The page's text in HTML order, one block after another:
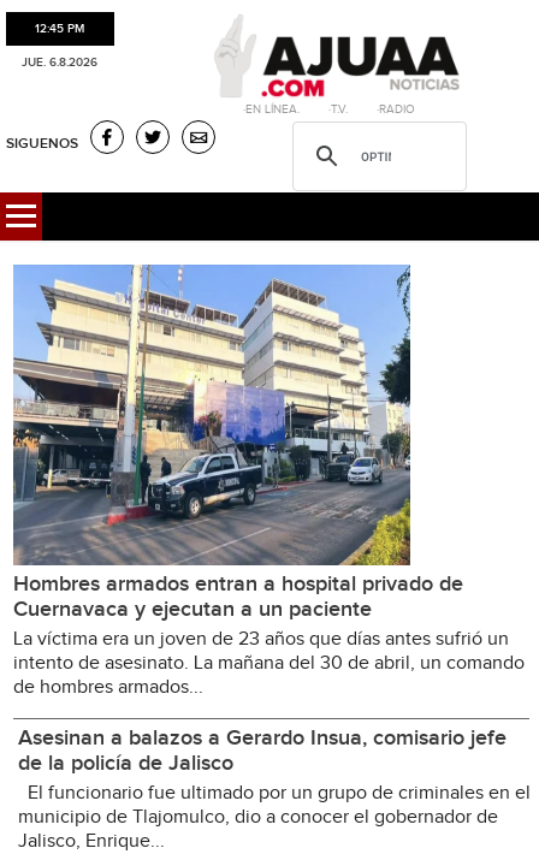
12:45 PM
JUE. 6.8.2026
·EN LÍNEA. ·T.V. ·RADIO
SIGUENOS
Hombres armados entran a hospital privado de
Cuernavaca y ejecutan a un paciente
La víctima era un joven de 23 años que días antes sufrió un
intento de asesinato. La mañana del 30 de abril, un comando
de hombres armados...
Asesinan a balazos a Gerardo Insua, comisario jefe
de la policía de Jalisco
El funcionario fue ultimado por un grupo de criminales en el
municipio de Tlajomulco, dio a conocer el gobernador de
Jalisco, Enrique...